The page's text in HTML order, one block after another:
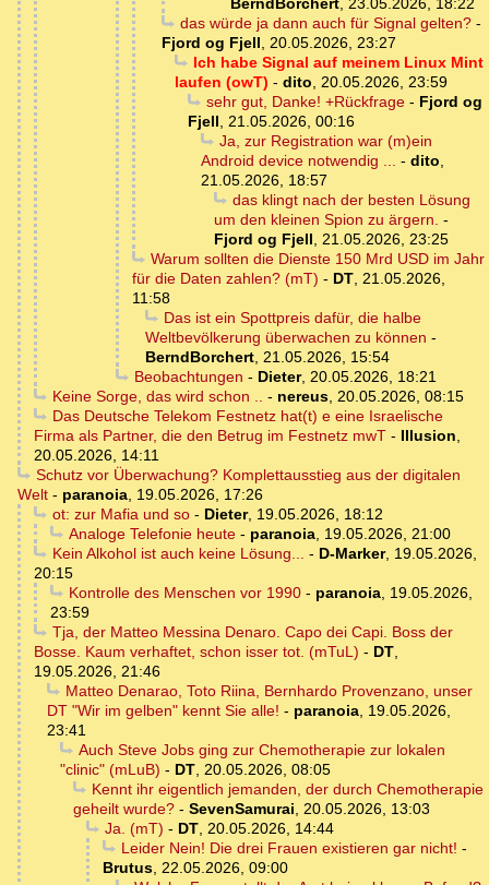
BerndBorchert, 23.05.2026, 18:22
das würde ja dann auch für Signal gelten?-
Fjord og Fjell, 20.05.2026, 23:27
Ich habe Signal auf meinem Linux Mint
laufen (owT) - dito, 20.05.2026, 23:59
sehr gut, Danke! +Rückfrage- Fjord og
Fjell, 21.05.2026, 00:16
Ja, zur Registration war (m)ein
Android device notwendig ... - dito,
21.05.2026, 18:57
das klingt nach der besten Lösung
um den kleinen Spion zu ärgern. -
Fjord og Fjell, 21.05.2026, 23:25
Warum sollten die Dienste 150 Mrd USD im Jahr
für die Daten zahlen? (mT) - DT, 21.05.2026,
11:58
Das ist ein Spottpreis dafür, die halbe
Weltbevölkerung überwachen zu können -
BerndBorchert, 21.05.2026, 15:54
Beobachtungen - Dieter, 20.05.2026, 18:21
Keine Sorge, das wird schon .. - nereus, 20.05.2026, 08:15
Das Deutsche Telekom Festnetz hat(t) e eine Israelische
Firma als Partner, die den Betrug im Festnetz mwT - Illusion,
20.05.2026, 14:11
Schutz vor Überwachung? Komplettausstieg aus der digitalen
Welt - paranoia, 19.05.2026, 17:26
ot: zur Mafia und so- Dieter, 19.05.2026, 18:12
Analoge Telefonie heute- paranoia, 19.05.2026, 21:00
Kein Alkohol ist auch keine Lösung... - D-Marker, 19.05.2026,
20:15
Kontrolle des Menschen vor 1990- paranoia, 19.05.2026,
23:59
Tja, der Matteo Messina Denaro. Capo dei Capi. Boss der
Bosse. Kaum verhaftet, schon isser tot. (mTuL) - DT,
19.05.2026, 21:46
Matteo Denarao, Toto Riina, Bernhardo Provenzano, unser
DT "Wir im gelben" kennt Sie alle! - paranoia, 19.05.2026,
23:41
Auch Steve Jobs ging zur Chemotherapie zur lokalen
"clinic" (mLuB) - DT, 20.05.2026, 08:05
Kennt ihr eigentlich jemanden, der durch Chemotherapie
geheilt wurde? - SevenSamurai, 20.05.2026, 13:03
Ja. (mT) - DT, 20.05.2026, 14:44
Leider Nein! Die drei Frauen existieren gar nicht! -
Brutus, 22.05.2026, 09:00